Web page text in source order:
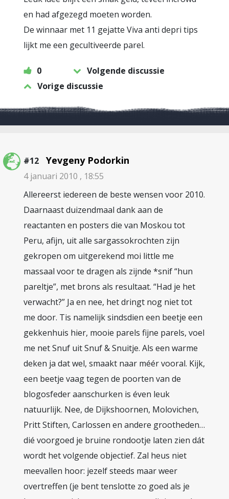
en had afgezegd moeten worden.
De winnaar met 11 gejatte Viva anti depri tips
lijkt me een gecultiveerde parel.
0
Volgende discussie
Vorige discussie
#12 Yevgeny Podorkin
4 januari 2010 , 18:55
Allereerst iedereen de beste wensen voor 2010.
Daarnaast duizendmaal dank aan de
reactanten en posters die van Moskou tot
Peru, afijn, uit alle sargassokrochten zijn
gekropen om uitgerekend moi little me
massaal voor te dragen als zijnde *snif “hun
pareltje”, met brons als resultaat. “Had je het
verwacht?” Ja en nee, het dringt nog niet tot
me door. Tis namelijk sindsdien een beetje een
gekkenhuis hier, mooie parels fijne parels, voel
me net Snuf uit Snuf & Snuitje. Als een warme
deken ja dat wel, smaakt naar méér vooral. Kijk,
een beetje vaag tegen de poorten van de
blogosfeder aanschurken is éven leuk
natuurlijk. Nee, de Dijkshoornen, Molovichen,
Pritt Stiften, Carlossen en andere grootheden…
dié voorgoed je bruine rondootje laten zien dát
wordt het volgende objectief. Zal heus niet
meevallen hoor: jezelf steeds maar weer
overtreffen (je bent tenslotte zo goed als je